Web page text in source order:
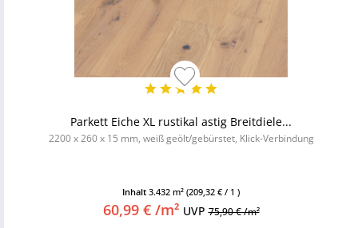
Parkett Eiche XL rustikal astig Breitdiele...
2200 x 260 x 15 mm, weiß geölt/gebürstet, Klick-Verbindung
Inhalt 3.432 m² (209,32 € / 1 )
60,99 € /m² UVP75,90 € /m²